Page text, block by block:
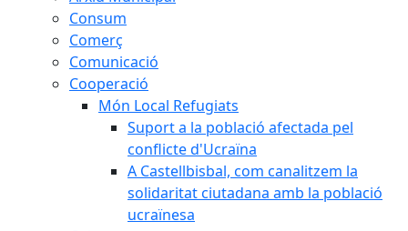
Consum
Comerç
Comunicació
Cooperació
Món Local Refugiats
Suport a la població afectada pel
conflicte d'Ucraïna
A Castellbisbal, com canalitzem la
solidaritat ciutadana amb la població
ucraïnesa